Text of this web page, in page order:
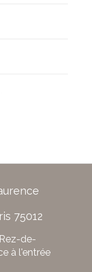
75012
Rez-de-
à l'entrée